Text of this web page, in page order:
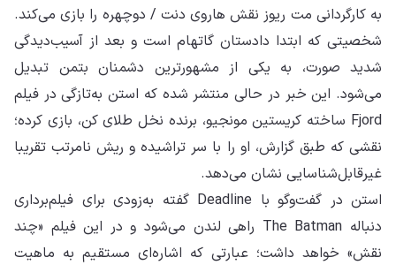
به کارگردانی مت ریوز نقش هاروی دنت / دوچهره را بازی می‌کند.
شخصیتی که ابتدا دادستان گاتهام است و بعد از آسیب‌دیدگی
شدید صورت، به یکی از مشهورترین دشمنان بتمن تبدیل
می‌شود. این خبر در حالی منتشر شده که استن به‌تازگی در فیلم
Fjord ساخته کریستین مونجیو، برنده نخل طلای کن، بازی کرده؛
نقشی که طبق گزارش، او را با سر تراشیده و ریش نامرتب تقریبا
غیرقابل‌شناسایی نشان می‌دهد.
استن در گفت‌وگو با Deadline گفته به‌زودی برای فیلم‌برداری
دنباله The Batman راهی لندن می‌شود و در این فیلم «چند
نقش» خواهد داشت؛ عبارتی که اشاره‌ای مستقیم به ماهیت